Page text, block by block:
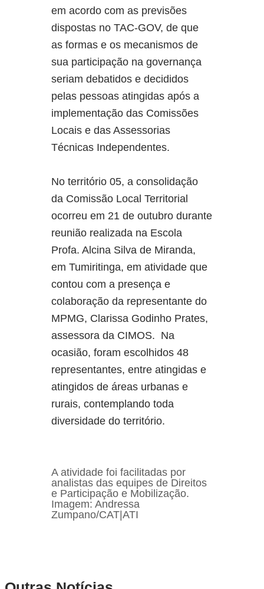
em acordo com as previsões
dispostas no TAC-GOV, de que
as formas e os mecanismos de
sua participação na governança
seriam debatidos e decididos
pelas pessoas atingidas após a
implementação das Comissões
Locais e das Assessorias
Técnicas Independentes.
No território 05, a consolidação
da Comissão Local Territorial
ocorreu em 21 de outubro durante
reunião realizada na Escola
Profa. Alcina Silva de Miranda,
em Tumiritinga, em atividade que
contou com a presença e
colaboração da representante do
MPMG, Clarissa Godinho Prates,
assessora da CIMOS. Na
ocasião, foram escolhidos 48
representantes, entre atingidas e
atingidos de áreas urbanas e
rurais, contemplando toda
diversidade do território.
A atividade foi facilitadas por
analistas das equipes de Direitos
e Participação e Mobilização.
Imagem: Andressa
Zumpano/CAT|ATI